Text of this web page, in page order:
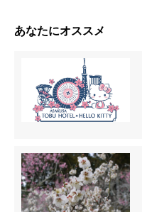
あなたにオススメ